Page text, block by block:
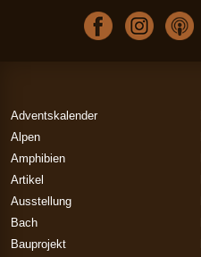
Adventskalender
Alpen
Amphibien
Artikel
Ausstellung
Bach
Bauprojekt